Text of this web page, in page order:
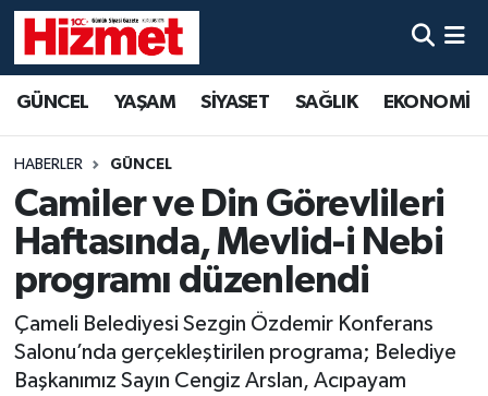
GÜNCEL YAŞAM SİYASET SAĞLIK EKONOMİ
HABERLER GÜNCEL
Camiler ve Din Görevlileri
Haftasında, Mevlid-i Nebi
programı düzenlendi
Çameli Belediyesi Sezgin Özdemir Konferans
Salonu’nda gerçekleştirilen programa; Belediye
Başkanımız Sayın Cengiz Arslan, Acıpayam
YAŞAM
SİYASET
SAĞLIK
EKONOMİ
KÜLTÜR SANAT
Denizli Hava Durumu
Denizli Trafik Yoğunluk Haritası
Süper Lig Puan Durumu ve Fikstür
Tüm Manşetler
Son Dakika Haberleri